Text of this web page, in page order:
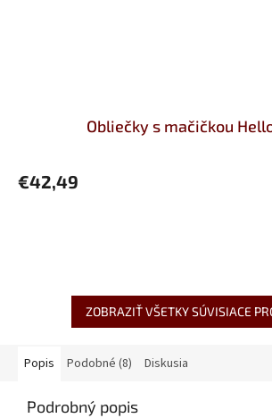
Obliečky s mačičkou
€42,49
ZOBRAZIŤ VŠETKY SÚVISIACE
Popis Podobné (8) Diskusia
Podrobný popis